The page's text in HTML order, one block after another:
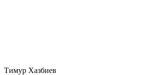
Тимур Хазбиев